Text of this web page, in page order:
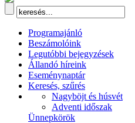
Programajánló
Beszámolóink
Legutóbbi bejegyzések
Állandó híreink
Eseménynaptár
Keresés, szűrés
Nagyböjt és húsvét
Adventi időszak
Ünnepkörök